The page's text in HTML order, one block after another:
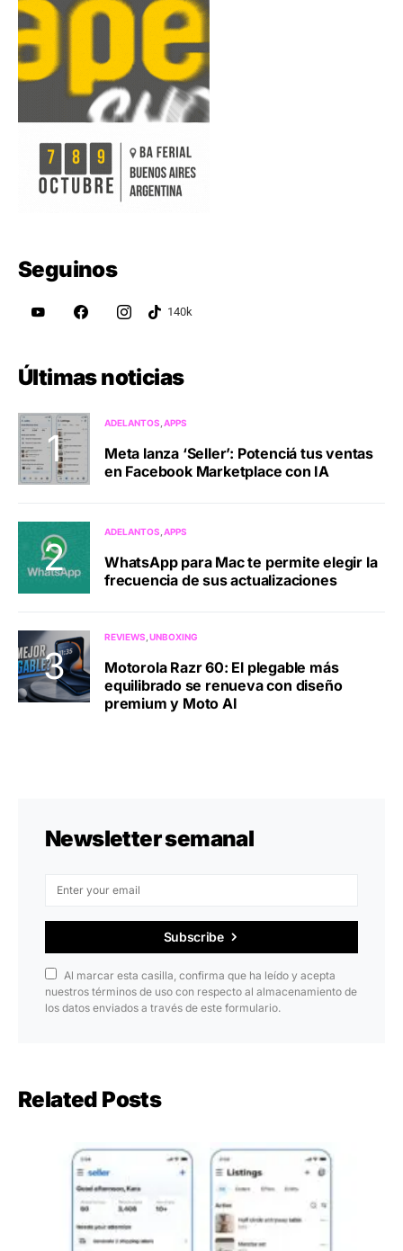
Seguinos
Últimas noticias
ADELANTOS APPS
Meta lanza ‘Seller’: Potenciá tus ventas
en Facebook Marketplace con IA
ADELANTOS APPS
WhatsApp para Mac te permite elegir la
frecuencia de sus actualizaciones
REVIEWS UNBOXING
Motorola Razr 60: El plegable más
equilibrado se renueva con diseño
premium y Moto AI
Newsletter semanal
Subscribe
Al marcar esta casilla, confirma que ha leído y acepta
nuestros términos de uso con respecto al almacenamiento de
los datos enviados a través de este formulario.
Related Posts